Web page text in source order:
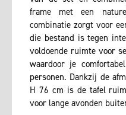
frame met een
combinatie zorgt voor
die bestand is tegen
voldoende ruimte voor
waardoor je
personen. Dankzij de
H 76 cm is de tafel
voor lange avonden